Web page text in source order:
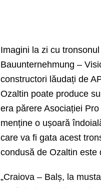
Imagini la zi cu
Bauunternehmung –
constructori lăudați de
Ozaltin poate produce
era părere Asociației
menține o ușoară
care va fi gata acest
condusă de Ozaltin este
„Craiova – Balș, la